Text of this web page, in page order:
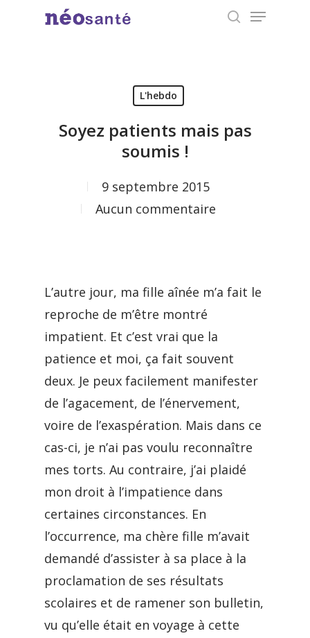
Menu
L'hebdo
Soyez patients mais pas
soumis !
9 septembre 2015
Aucun commentaire
L’autre jour, ma fille aînée m’a fait le
reproche de m’être montré
impatient. Et c’est vrai que la
patience et moi, ça fait souvent
deux. Je peux facilement manifester
de l’agacement, de l’énervement,
voire de l’exaspération. Mais dans ce
cas-ci, je n’ai pas voulu reconnaître
mes torts. Au contraire, j’ai plaidé
mon droit à l’impatience dans
certaines circonstances. En
l’occurrence, ma chère fille m’avait
demandé d’assister à sa place à la
proclamation de ses résultats
scolaires et de ramener son bulletin,
vu qu’elle était en voyage à cette